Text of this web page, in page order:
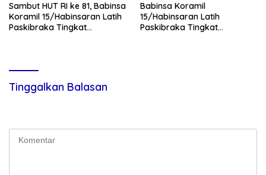
Sambut HUT RI ke 81, Babinsa
Koramil 15/Habinsaran Latih
Paskibraka Tingkat
Babinsa Koramil
15/Habinsaran Latih
Paskibraka Tingkat
Tinggalkan Balasan